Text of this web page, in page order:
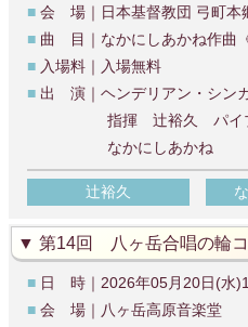
■ 会 場｜日本基督教団 弓町本
■ 曲 目｜なかにしあかね作曲《
■ 入場料｜入場無料
■ 出 演｜ヘンデリアン・シン
指揮 辻裕久 パイプオ
なかにしあかね
辻裕久
第14回 八ヶ岳合唱の輪コ
■ 日 時｜2026年05月20日(水
■ 会 場｜八ヶ岳高原音楽堂